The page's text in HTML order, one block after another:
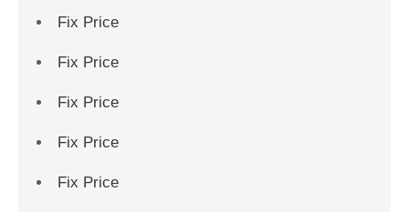
Fix Price
Fix Price
Fix Price
Fix Price
Fix Price